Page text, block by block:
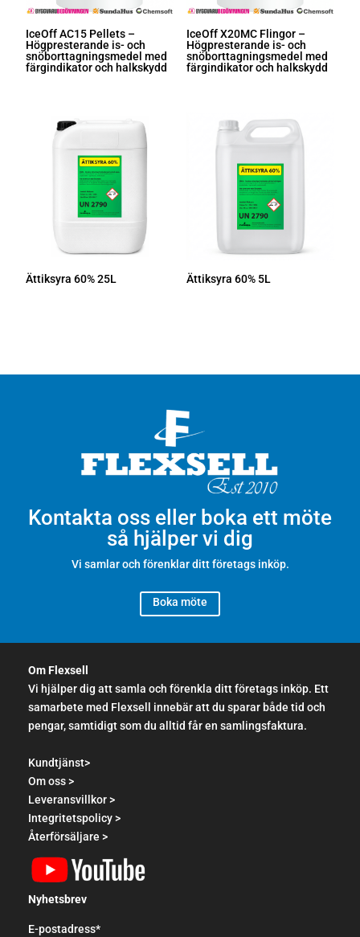
IceOff AC15 Pellets –
Högpresterande is- och
snöborttagningsmedel med
färgindikator och halkskydd
IceOff X20MC Flingor –
Högpresterande is- och
snöborttagningsmedel med
färgindikator och halkskydd
Ättiksyra 60% 25L Ättiksyra 60% 5L
Kontakta oss eller boka ett möte
så hjälper vi dig
Vi samlar och förenklar ditt företags inköp.
Boka möte
Om Flexsell
Vi hjälper dig att samla och förenkla ditt företags inköp. Ett
samarbete med Flexsell innebär att du sparar både tid och
pengar, samtidigt som du alltid får en samlingsfaktura.
Kundtjänst>
Om oss >
Leveransvillkor >
Integritetspolicy >
Återförsäljare >
Nyhetsbrev
E-postadress*